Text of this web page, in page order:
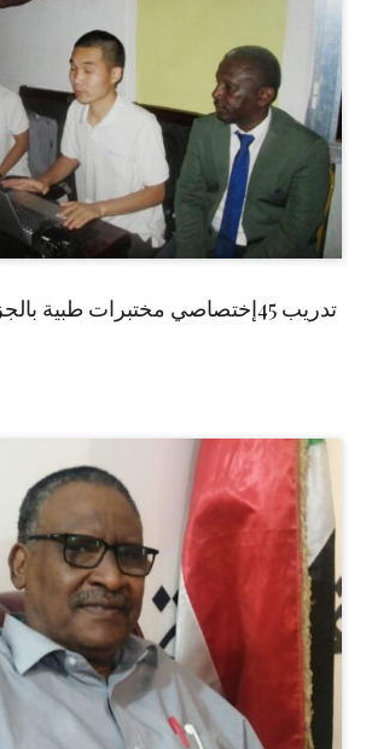
تدريب 45إختصاصي مختبرات طبية